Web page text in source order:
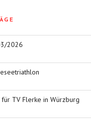
2026
TV Flerke in Würzburg